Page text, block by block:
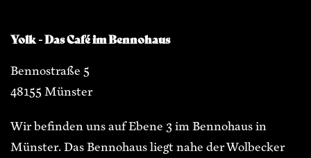
Yolk - Das Café im Bennohaus
Bennostraße 5
48155 Münster
Wir befinden uns auf Ebene 3 im Bennohaus in
Münster. Das Bennohaus liegt nahe der Wolbecker